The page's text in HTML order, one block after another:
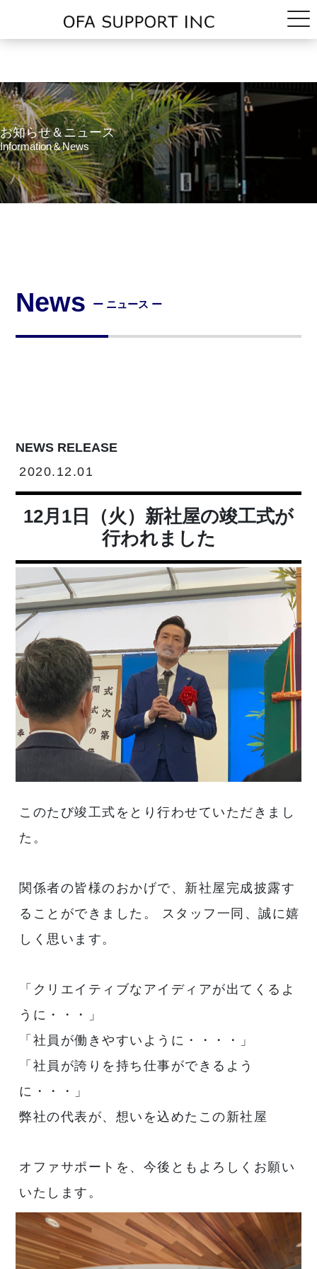
お知らせ＆ニュース
Information＆News
News ー ニュース ー
NEWS RELEASE
2020.12.01
12月1日（火）新社屋の竣工式が
行われました
このたび竣工式をとり行わせていただきまし
た。
関係者の皆様のおかげで、新社屋完成披露す
ることができました。 スタッフ一同、誠に嬉
しく思います。
「クリエイティブなアイディアが出てくるよ
うに・・・」
「社員が働きやすいように・・・・」
「社員が誇りを持ち仕事ができるよう
に・・・」
弊社の代表が、想いを込めたこの新社屋
オファサポートを、今後ともよろしくお願い
いたします。